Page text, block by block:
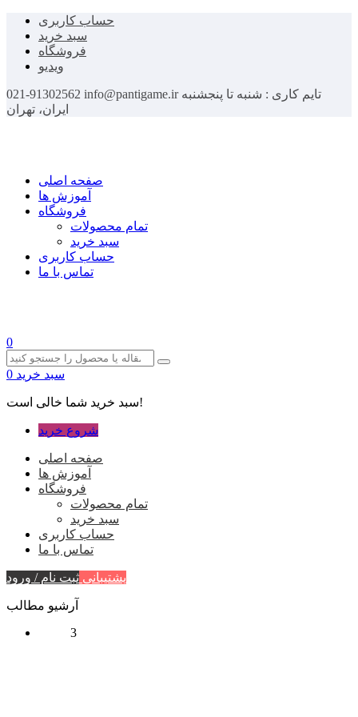
حساب کاربری
سبد خرید
فروشگاه
ویدیو
021-91302562 info@pantigame.ir تایم کاری : شنبه تا پنجشنبه
ایران، تهران
صفحه اصلی
آموزش ها
فروشگاه
تمام محصولات
سبد خرید
حساب کاربری
تماس با ما
0
سبد خرید 0
سبد خرید شما خالی است!
شروع خرید
صفحه اصلی
آموزش ها
فروشگاه
تمام محصولات
سبد خرید
حساب کاربری
تماس با ما
پشتیبانی ثبت نام / ورود
آرشیو مطالب
3